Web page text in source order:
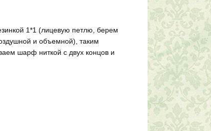
1*1 (лицевую петлю, берем
и объемной), таким
шарф ниткой с двух концов и